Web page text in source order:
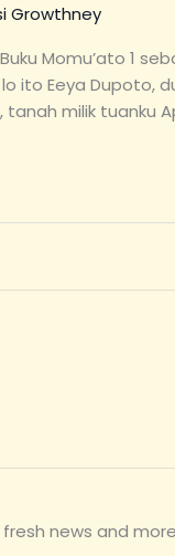
Growthney
Momu’ato 1
ito Eeya Dupoto,
tanah milik tuanku
news and